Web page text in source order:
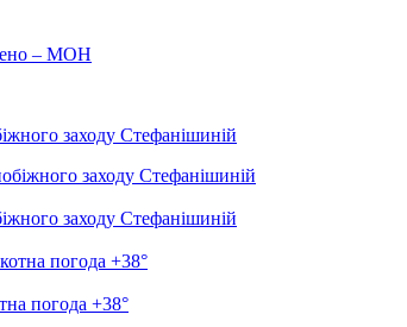
– МОН
заходу Стефанішиній
заходу Стефанішиній
погода +38°